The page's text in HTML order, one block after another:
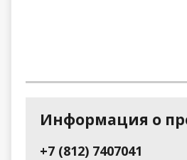
Информация о
+7 (812) 7407041